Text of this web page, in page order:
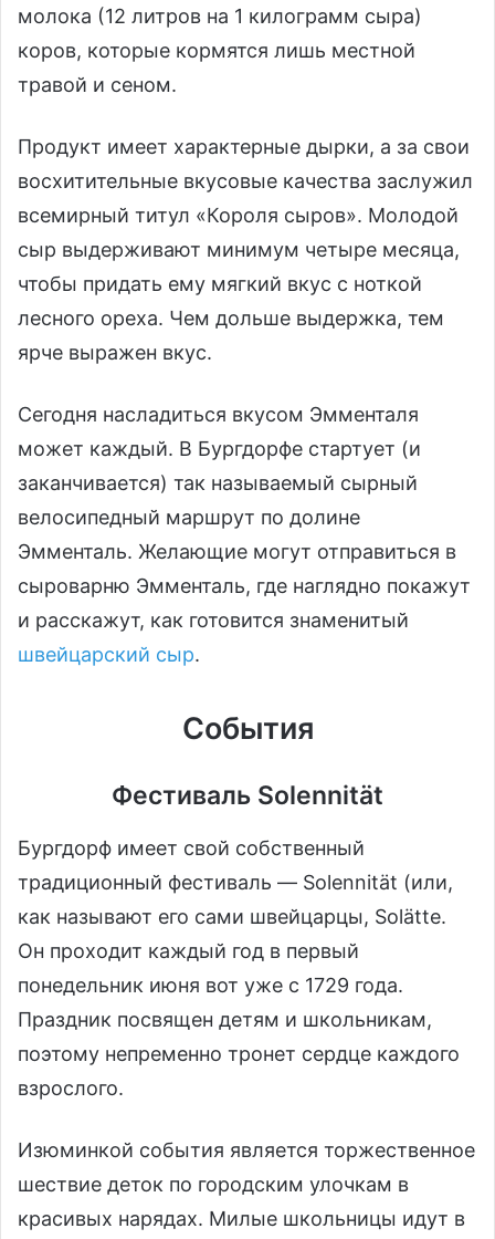
молока (12 литров на 1 килограмм сыра)
коров, которые кормятся лишь местной
травой и сеном.
Продукт имеет характерные дырки, а за свои
восхитительные вкусовые качества заслужил
всемирный титул «Короля сыров». Молодой
сыр выдерживают минимум четыре месяца,
чтобы придать ему мягкий вкус с ноткой
лесного ореха. Чем дольше выдержка, тем
ярче выражен вкус.
Сегодня насладиться вкусом Эмменталя
может каждый. В Бургдорфе стартует (и
заканчивается) так называемый сырный
велосипедный маршрут по долине
Эмменталь. Желающие могут отправиться в
сыроварню Эмменталь, где наглядно покажут
и расскажут, как готовится знаменитый
швейцарский сыр.
События
Фестиваль Solennität
Бургдорф имеет свой собственный
традиционный фестиваль — Solennität (или,
как называют его сами швейцарцы, Solätte.
Он проходит каждый год в первый
понедельник июня вот уже с 1729 года.
Праздник посвящен детям и школьникам,
поэтому непременно тронет сердце каждого
взрослого.
Изюминкой события является торжественное
шествие деток по городским улочкам в
красивых нарядах. Милые школьницы идут в